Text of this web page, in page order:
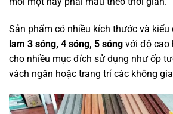
Sản phẩm có nhiều kích thước và
lam 3 sóng, 4 sóng, 5 sóng với độ cao
cho nhiều mục đích sử dụng như ốp
vách ngăn hoặc trang trí các không